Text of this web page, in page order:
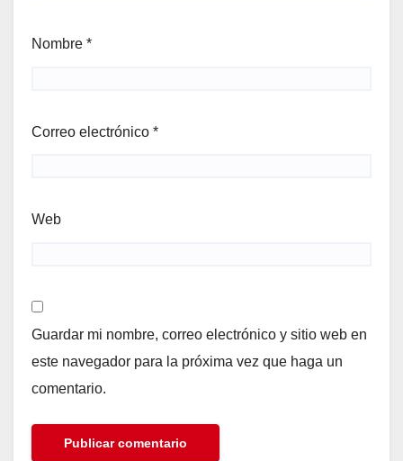
Nombre *
Correo electrónico *
Web
Guardar mi nombre, correo electrónico y sitio web en
este navegador para la próxima vez que haga un
comentario.